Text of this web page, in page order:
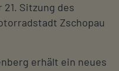
Sitzung des
Zschopau
erhält ein neues